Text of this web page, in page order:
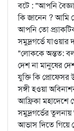
বটে : "আপনি
কি জানেন ? আমি
আপনি তো
সমুদ্রগর্ভে
"লোককে অন্তত:
দেশ না মানুষের
যুক্তি কি প্রোফেসর
সঙ্গী হওয়া
আফ্রিকা মহাদেশে
সমুদ্রগর্ভের
আভাস দিতে গিয়ে